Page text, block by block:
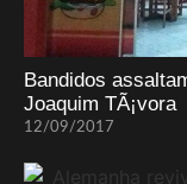
Bandidos
Joaquim TÃ¡vora
12/09/2017